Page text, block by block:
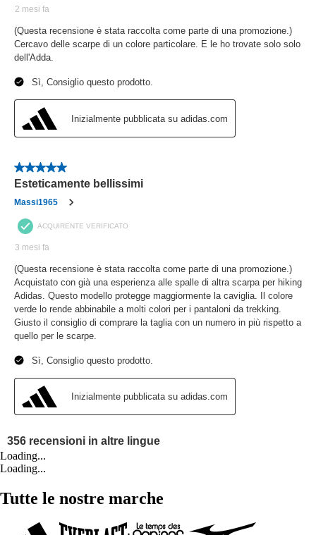
Loading...
Loading...
Tutte le nostre marche